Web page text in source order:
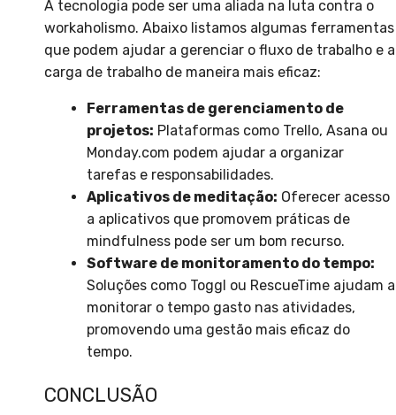
A tecnologia pode ser uma aliada na luta contra o
workaholismo. Abaixo listamos algumas ferramentas
que podem ajudar a gerenciar o fluxo de trabalho e a
carga de trabalho de maneira mais eficaz:
Ferramentas de gerenciamento de
projetos: Plataformas como Trello, Asana ou
Monday.com podem ajudar a organizar
tarefas e responsabilidades.
Aplicativos de meditação: Oferecer acesso
a aplicativos que promovem práticas de
mindfulness pode ser um bom recurso.
Software de monitoramento do tempo:
Soluções como Toggl ou RescueTime ajudam a
monitorar o tempo gasto nas atividades,
promovendo uma gestão mais eficaz do
tempo.
CONCLUSÃO